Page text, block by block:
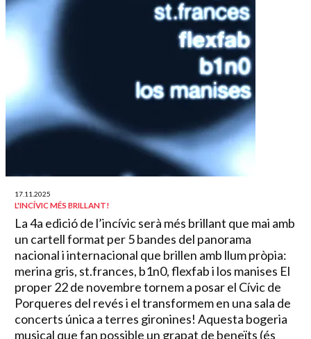
17.11.2025
L'INCÍVIC MÉS BRILLANT!
La 4a edició de l’incívic serà més brillant que mai amb
un cartell format per 5 bandes del panorama
nacional i internacional que brillen amb llum pròpia:
merina gris, st.frances, b1n0, flexfab i los manises El
proper 22 de novembre tornem a posar el Cívic de
Porqueres del revés i el transformem en una sala de
concerts única a terres gironines! Aquesta bogeria
musical que fan possible un grapat de beneïts (és